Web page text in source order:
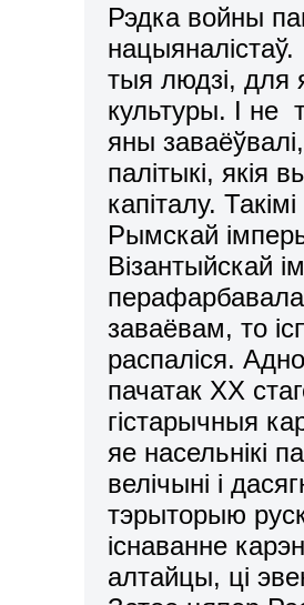
Рэдка войны
тыя людзi, для
культуры. I не
яны
палiтыкi, якiя
капiталу.
Рымскай
Вiзантыйскай
заваёвам, то
распалiся.
пачатак ХХ
гiстарычныя
яе насельнікі
велiчынi i
тэрыторыю
існаванне
алтайцы, цi